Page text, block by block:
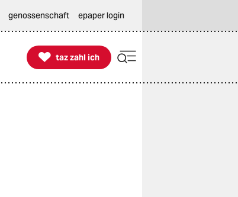
genossenschaft epaper login

taz zahl ich
taz zahl ich